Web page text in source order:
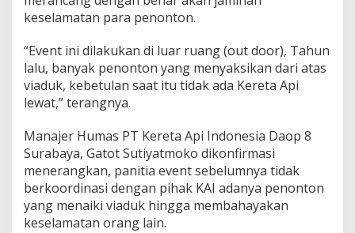
keselamatan para penonton.
“Event ini dilakukan di luar ruang (out door), Tahun
lalu, banyak penonton yang menyaksikan dari atas
viaduk, kebetulan saat itu tidak ada Kereta Api
lewat,” terangnya.
Manajer Humas PT Kereta Api Indonesia Daop 8
Surabaya, Gatot Sutiyatmoko dikonfirmasi
menerangkan, panitia event sebelumnya tidak
berkoordinasi dengan pihak KAI adanya penonton
yang menaiki viaduk hingga membahayakan
keselamatan orang lain.